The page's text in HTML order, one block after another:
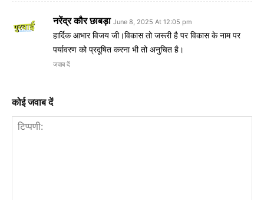
नरेंद्र कौर छाबड़ा June 8, 2025 At 12:05 pm
हार्दिक आभार विजय जी।विकास तो जरूरी है पर विकास के नाम पर
पर्यावरण को प्रदूषित करना भी तो अनुचित है।
जवाब दें
कोई जवाब दें